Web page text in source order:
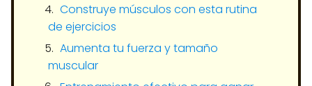
Construye músculos con esta rutina
de ejercicios
Aumenta tu fuerza y tamaño
muscular